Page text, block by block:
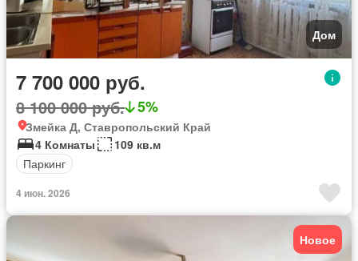
Дом
7 700 000 руб.
8 100 000 руб. 5%
Змейка Д, Ставропольский Край
4 Комнаты
109 кв.м
Паркинг
4 июн. 2026
Новое